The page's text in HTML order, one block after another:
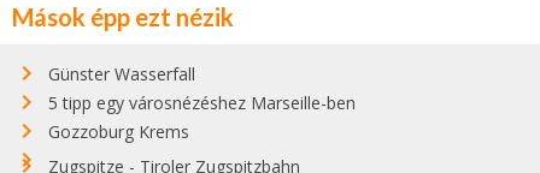
Mások épp ezt nézik
Günster Wasserfall
5 tipp egy városnézéshez Marseille-ben
Gozzoburg Krems
Zugspitze - Tiroler Zugspitzbahn